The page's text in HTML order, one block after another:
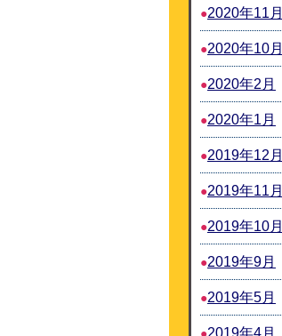
2020年11月
2020年10月
2020年2月
2020年1月
2019年12月
2019年11月
2019年10月
2019年9月
2019年5月
2019年4月